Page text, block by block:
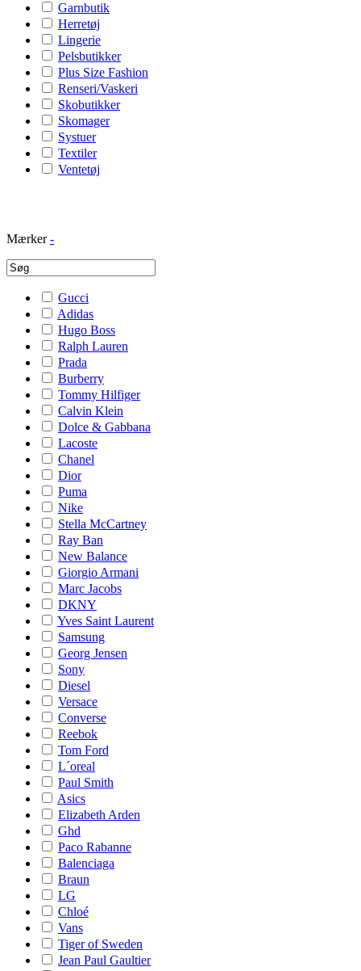
Garnbutik
Herretøj
Lingerie
Pelsbutikker
Plus Size Fashion
Renseri/Vaskeri
Skobutikker
Skomager
Systuer
Textiler
Ventetøj
Mærker -
Gucci
Adidas
Hugo Boss
Ralph Lauren
Prada
Burberry
Tommy Hilfiger
Calvin Klein
Dolce & Gabbana
Lacoste
Chanel
Dior
Puma
Nike
Stella McCartney
Ray Ban
New Balance
Giorgio Armani
Marc Jacobs
DKNY
Yves Saint Laurent
Samsung
Georg Jensen
Sony
Diesel
Versace
Converse
Reebok
Tom Ford
L´oreal
Paul Smith
Asics
Elizabeth Arden
Ghd
Paco Rabanne
Balenciaga
Braun
LG
Chloé
Vans
Tiger of Sweden
Jean Paul Gaultier